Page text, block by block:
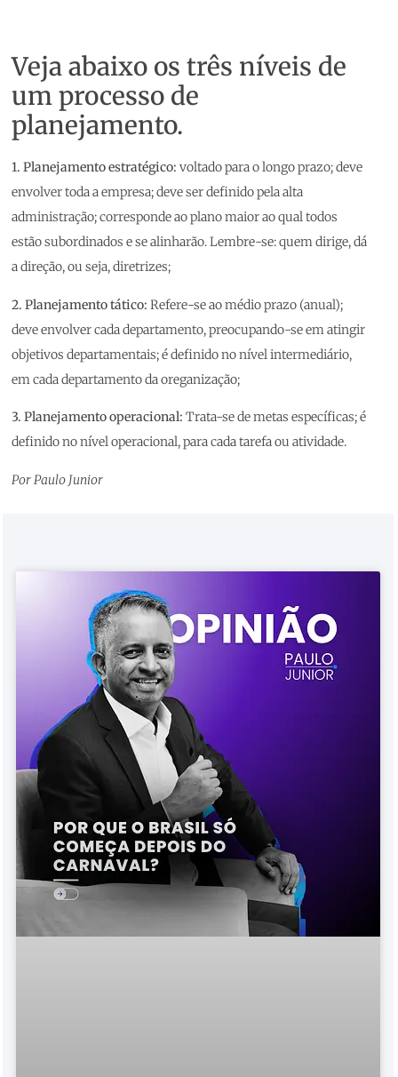
Veja abaixo os três níveis de
um processo de
planejamento.
1. Planejamento estratégico: voltado para o longo prazo; deve
envolver toda a empresa; deve ser definido pela alta
administração; corresponde ao plano maior ao qual todos
estão subordinados e se alinharão. Lembre-se: quem dirige, dá
a direção, ou seja, diretrizes;
2. Planejamento tático: Refere-se ao médio prazo (anual);
deve envolver cada departamento, preocupando-se em atingir
objetivos departamentais; é definido no nível intermediário,
em cada departamento da oreganização;
3. Planejamento operacional: Trata-se de metas específicas; é
definido no nível operacional, para cada tarefa ou atividade.
Por Paulo Junior